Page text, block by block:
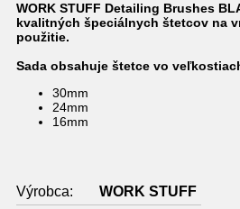
WORK STUFF Detailing Brushes
kvalitných špeciálnych štetcov na
použitie.
Sada obsahuje štetce vo
30mm
24mm
16mm
Výrobca:
WORK STUFF